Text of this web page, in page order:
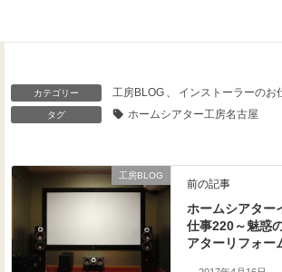
カテゴリー 工房BLOG 、 インストーラーのお
タグ ホームシアター工房名古屋
工房BLOG
前の記事
ホームシアター
仕事220～魅惑
アターリフォ